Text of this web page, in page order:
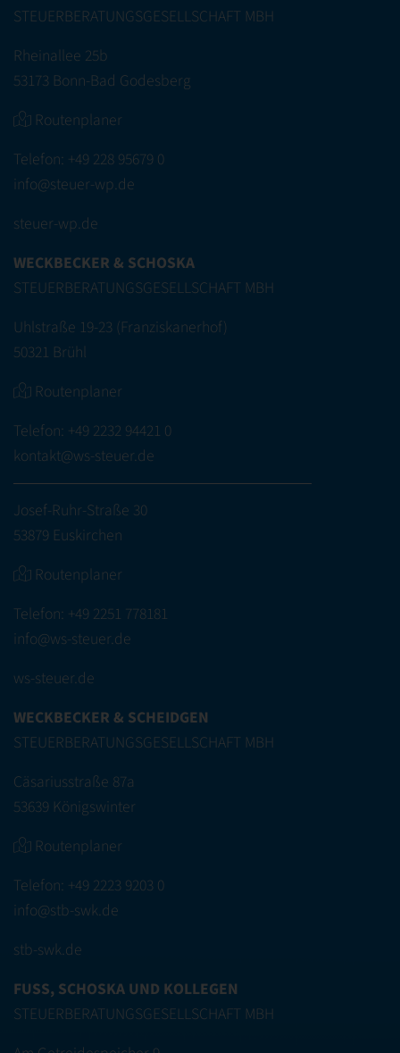
STEUERBERATUNGSGESELLSCHAFT MBH
Rheinallee 25b
53173 Bonn-Bad Godesberg
Routenplaner
Telefon: +49 228 95679 0
info@steuer-wp.de
steuer-wp.de
WECKBECKER & SCHOSKA
STEUERBERATUNGSGESELLSCHAFT MBH
Uhlstraße 19-23 (Franziskanerhof)
50321 Brühl
Routenplaner
Telefon: +49 2232 94421 0
kontakt@ws-steuer.de
Josef-Ruhr-Straße 30
53879 Euskirchen
Routenplaner
Telefon: +49 2251 778181
info@ws-steuer.de
ws-steuer.de
WECKBECKER & SCHEIDGEN
STEUERBERATUNGSGESELLSCHAFT MBH
Cäsariusstraße 87a
53639 Königswinter
Routenplaner
Telefon: +49 2223 9203 0
info@stb-swk.de
stb-swk.de
FUSS, SCHOSKA UND KOLLEGEN
STEUERBERATUNGSGESELLSCHAFT MBH